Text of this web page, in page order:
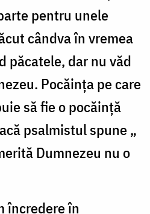
pentru unele
cândva în vremea
păcatele, dar nu văd
Pocăința pe care
să fie o pocăință
psalmistul spune „
Dumnezeu nu o
încredere în